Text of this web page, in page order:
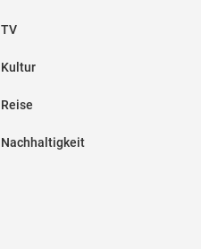
TV
Kultur
Reise
Nachhaltigkeit